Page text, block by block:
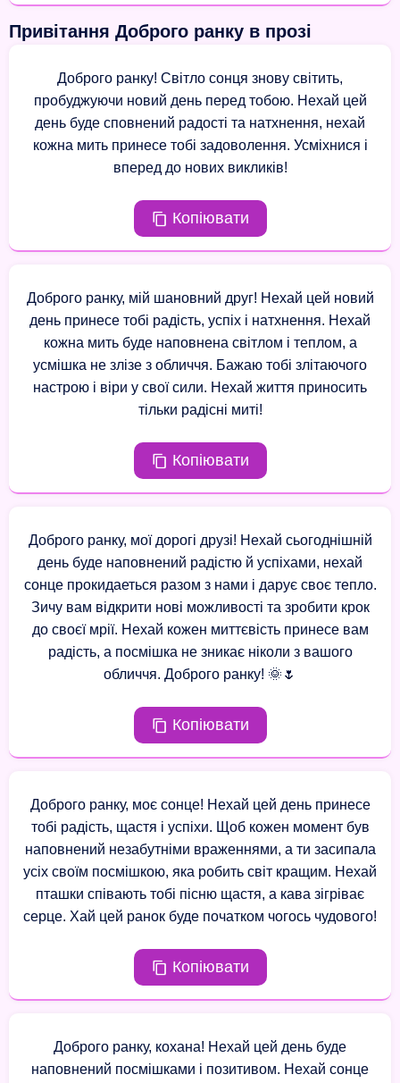
Привітання Доброго ранку в прозі
Доброго ранку! Світло сонця знову світить,
пробуджуючи новий день перед тобою. Нехай цей
день буде сповнений радості та натхнення, нехай
кожна мить принесе тобі задоволення. Усміхнися і
вперед до нових викликів!
Копіювати
Доброго ранку, мій шановний друг! Нехай цей новий
день принесе тобі радість, успіх і натхнення. Нехай
кожна мить буде наповнена світлом і теплом, а
усмішка не злізе з обличчя. Бажаю тобі злітаючого
настрою і віри у свої сили. Нехай життя приносить
тільки радісні миті!
Копіювати
Доброго ранку, мої дорогі друзі! Нехай сьогоднішній
день буде наповнений радістю й успіхами, нехай
сонце прокидаеться разом з нами і дарує своє тепло.
Зичу вам відкрити нові можливості та зробити крок
до своєї мрії. Нехай кожен миттєвість принесе вам
радість, а посмішка не зникає ніколи з вашого
обличчя. Доброго ранку! 🌞🌷
Копіювати
Доброго ранку, моє сонце! Нехай цей день принесе
тобі радість, щастя і успіхи. Щоб кожен момент був
наповнений незабутніми враженнями, а ти засипала
усіх своїм посмішкою, яка робить світ кращим. Нехай
пташки співають тобі пісню щастя, а кава зігріває
серце. Хай цей ранок буде початком чогось чудового!
Копіювати
Доброго ранку, кохана! Нехай цей день буде
наповнений посмішками і позитивом. Нехай сонце